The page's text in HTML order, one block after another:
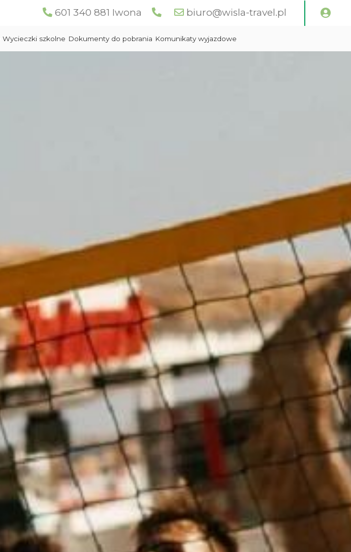
601 340 881 Iwona biuro@wisla-travel.pl
Wycieczki szkolne Dokumenty do pobrania Komunikaty wyjazdowe